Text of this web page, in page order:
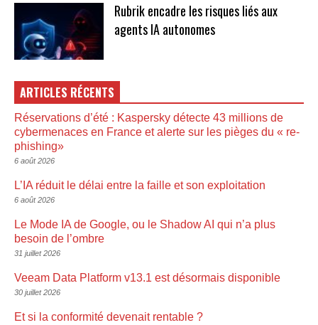
Rubrik encadre les risques liés aux
agents IA autonomes
ARTICLES RÉCENTS
Réservations d’été : Kaspersky détecte 43 millions de
cybermenaces en France et alerte sur les pièges du « re-
phishing»
6 août 2026
L’IA réduit le délai entre la faille et son exploitation
6 août 2026
Le Mode IA de Google, ou le Shadow AI qui n’a plus
besoin de l’ombre
31 juillet 2026
Veeam Data Platform v13.1 est désormais disponible
30 juillet 2026
Et si la conformité devenait rentable ?